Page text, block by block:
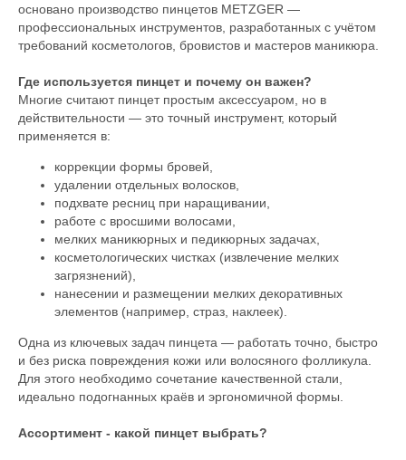
основано производство пинцетов METZGER —
профессиональных инструментов, разработанных с учётом
требований косметологов, бровистов и мастеров маникюра.
Где используется пинцет и почему он важен?
Многие считают пинцет простым аксессуаром, но в
действительности — это точный инструмент, который
применяется в:
коррекции формы бровей,
удалении отдельных волосков,
подхвате ресниц при наращивании,
работе с вросшими волосами,
мелких маникюрных и педикюрных задачах,
косметологических чистках (извлечение мелких
загрязнений),
нанесении и размещении мелких декоративных
элементов (например, страз, наклеек).
Одна из ключевых задач пинцета — работать точно, быстро
и без риска повреждения кожи или волосяного фолликула.
Для этого необходимо сочетание качественной стали,
идеально подогнанных краёв и эргономичной формы.
Ассортимент - какой пинцет выбрать?